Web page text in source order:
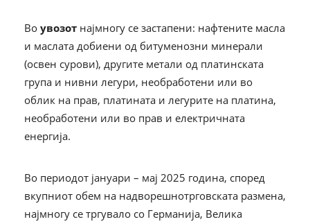
Во увозот најмногу се застапени: нафтените масла
и маслата добиени од битуменозни минерали
(освен сурови), другите метали од платинската
група и нивни легури, необработени или во
облик на прав, платината и легурите на платина,
необработени или во прав и електричната
енергија.
Во периодот јануари – мај 2025 година, според
вкупниот обем на надворешнотрговската размена,
најмногу се тргувало со Германија, Велика